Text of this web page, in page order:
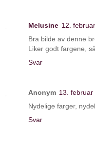
Melusine 12.
Bra bilde av denne
Liker godt fargene,
Svar
Anonym 13. februar
Nydelige farger,
Svar